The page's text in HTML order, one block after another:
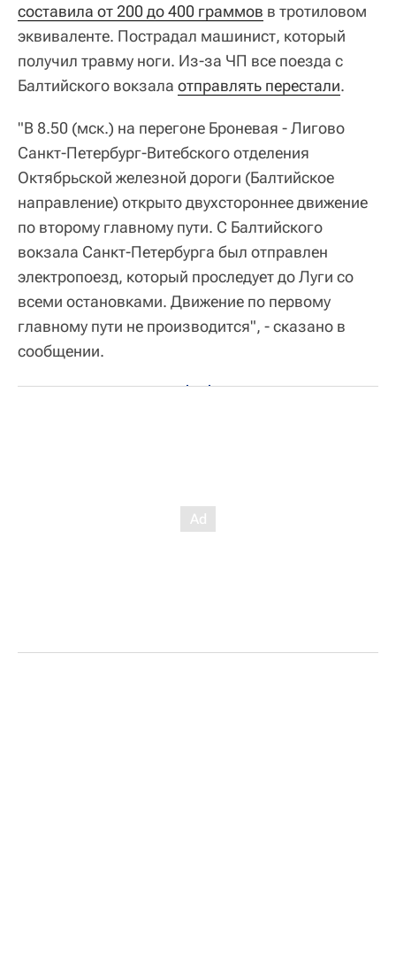
составила от 200 до 400 граммов в тротиловом
эквиваленте. Пострадал машинист, который
получил травму ноги. Из-за ЧП все поезда с
Балтийского вокзала отправлять перестали.
"В 8.50 (мск.) на перегоне Броневая - Лигово
Санкт-Петербург-Витебского отделения
Октябрьской железной дороги (Балтийское
направление) открыто двухстороннее движение
по второму главному пути. С Балтийского
вокзала Санкт-Петербурга был отправлен
электропоезд, который проследует до Луги со
всеми остановками. Движение по первому
главному пути не производится", - сказано в
сообщении.